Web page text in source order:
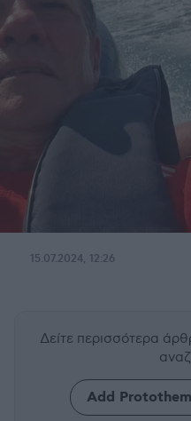
15.07.2024, 12:26
Δείτε περισσότερα
Add